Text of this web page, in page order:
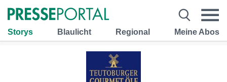
Storys Blaulicht Regional Meine Abos